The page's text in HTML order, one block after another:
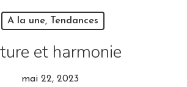
A la une, Tendances
et harmonie
mai 22, 2023